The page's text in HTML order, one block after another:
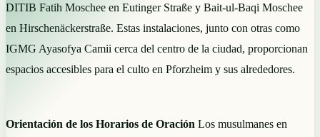
DITIB Fatih Moschee en Eutinger Straße y Bait-ul-Baqi Moschee
en Hirschenäckerstraße. Estas instalaciones, junto con otras como
IGMG Ayasofya Camii cerca del centro de la ciudad, proporcionan
espacios accesibles para el culto en Pforzheim y sus alrededores.
Orientación de los Horarios de Oración Los musulmanes en